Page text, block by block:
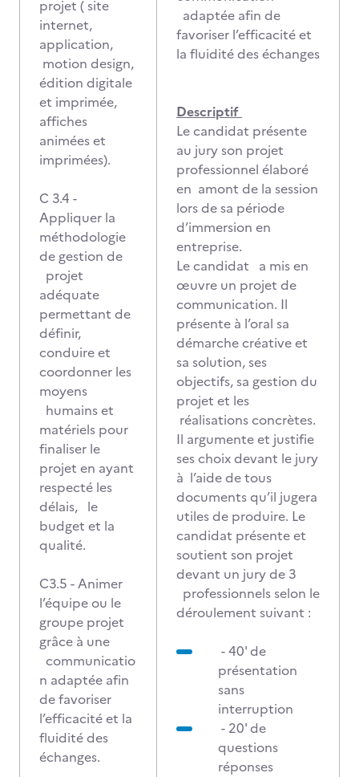
projet ( site
internet,
application,
motion design,
édition digitale
et imprimée,
affiches
animées et
imprimées).
C 3.4 -
Appliquer la
méthodologie
de gestion de
projet
adéquate
permettant de
définir,
conduire et
coordonner les
moyens
humains et
matériels pour
finaliser le
projet en ayant
respecté les
délais, le
budget et la
qualité.
C3.5 - Animer
l’équipe ou le
groupe projet
grâce à une
communicatio
n adaptée afin
de favoriser
l’efficacité et la
fluidité des
échanges.
adaptée afin de
favoriser l’efficacité et
la fluidité des échanges
Descriptif
Le candidat présente
au jury son projet
professionnel élaboré
en amont de la session
lors de sa période
d’immersion en
entreprise.
Le candidat a mis en
œuvre un projet de
communication. Il
présente à l’oral sa
démarche créative et
sa solution, ses
objectifs, sa gestion du
projet et les
réalisations concrètes.
Il argumente et justifie
ses choix devant le jury
à l’aide de tous
documents qu’il jugera
utiles de produire. Le
candidat présente et
soutient son projet
devant un jury de 3
professionnels selon le
déroulement suivant :
- 40' de
présentation
sans
interruption
- 20' de
questions
réponses